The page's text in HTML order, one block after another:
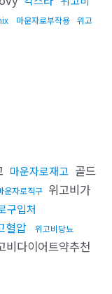
마운자로부작용 위고
마운자로재고 골드
운자로직구 위고비가
구입처
혈압 위고비당뇨
비다이어트약추천